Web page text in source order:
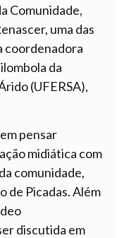
Comunidade,
uma das
coordenadora
da
(UFERSA),
pensar
midiática com
comunidade,
de Picadas. Além
discutida em